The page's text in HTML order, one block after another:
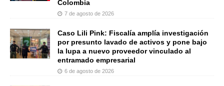
Colombia
7 de agosto de 2026
Caso Lili Pink: Fiscalía amplía investigación
por presunto lavado de activos y pone bajo
la lupa a nuevo proveedor vinculado al
entramado empresarial
6 de agosto de 2026